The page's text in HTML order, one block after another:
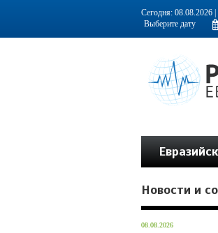
Информационно-аналитическое издание,
Сегодня: 08.08.2026 |
Новости и
08.08.2026